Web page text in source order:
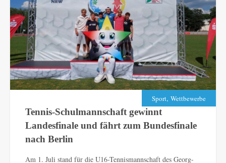
Sport, Wettbewerbe
Tennis-Schulmannschaft gewinnt
Landesfinale und fährt zum Bundesfinale
nach Berlin
Am 1. Juli stand für die U16-Tennismannschaft des Georg-